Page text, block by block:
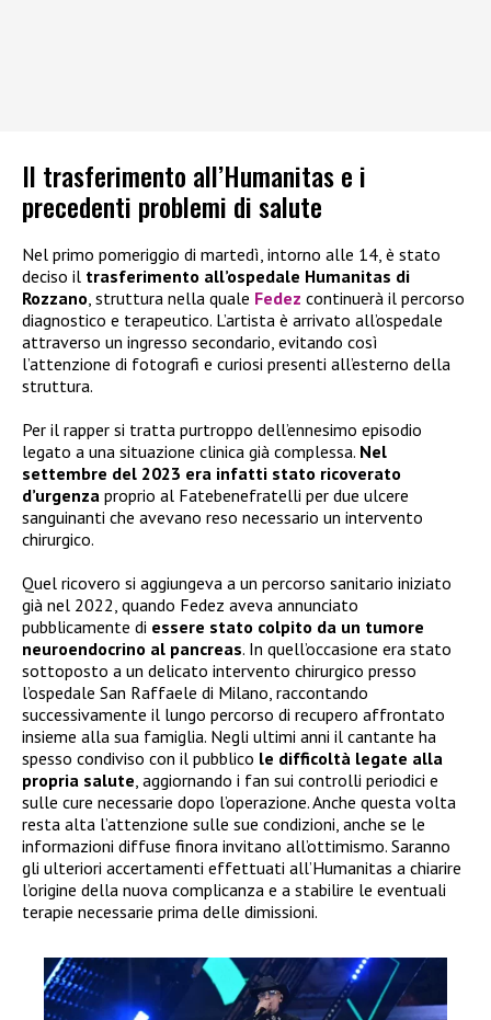
Il trasferimento all’Humanitas e i
precedenti problemi di salute
Nel primo pomeriggio di martedì, intorno alle 14, è stato
deciso il trasferimento all’ospedale Humanitas di
Rozzano , struttura nella quale Fedez continuerà il percorso
diagnostico e terapeutico. L’artista è arrivato all’ospedale
attraverso un ingresso secondario, evitando così
l’attenzione di fotografi e curiosi presenti all’esterno della
struttura.
Per il rapper si tratta purtroppo dell’ennesimo episodio
legato a una situazione clinica già complessa. Nel
settembre del 2023 era infatti stato ricoverato
d’urgenza proprio al Fatebenefratelli per due ulcere
sanguinanti che avevano reso necessario un intervento
chirurgico.
Quel ricovero si aggiungeva a un percorso sanitario iniziato
già nel 2022, quando Fedez aveva annunciato
pubblicamente di essere stato colpito da un tumore
neuroendocrino al pancreas. In quell’occasione era stato
sottoposto a un delicato intervento chirurgico presso
l’ospedale San Raffaele di Milano, raccontando
successivamente il lungo percorso di recupero affrontato
insieme alla sua famiglia. Negli ultimi anni il cantante ha
spesso condiviso con il pubblico le difficoltà legate alla
propria salute , aggiornando i fan sui controlli periodici e
sulle cure necessarie dopo l’operazione. Anche questa volta
resta alta l’attenzione sulle sue condizioni, anche se le
informazioni diffuse finora invitano all’ottimismo. Saranno
gli ulteriori accertamenti effettuati all’Humanitas a chiarire
l’origine della nuova complicanza e a stabilire le eventuali
terapie necessarie prima delle dimissioni.